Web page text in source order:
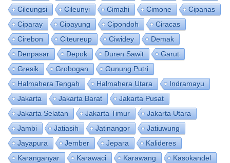
Cileungsi
Cileunyi Cimahi Cimone
Cipanas
Ciparay
Cipayung Cipondoh
Ciracas
Cirebon
Citeureup Ciwidey
Demak
Denpasar
Depok Duren Sawit
Garut
Gresik
Grobogan
Gunung Putri
Halmahera Tengah
Halmahera Utara
Indramayu
Jakarta
Jakarta Barat
Jakarta Pusat
Jakarta Selatan
Jakarta Timur
Jakarta Utara
Jambi
Jatiasih Jatinangor
Jatiuwung
Jayapura
Jember Jepara
Kalideres
Karanganyar
Karawaci Karawang
Kasokandel